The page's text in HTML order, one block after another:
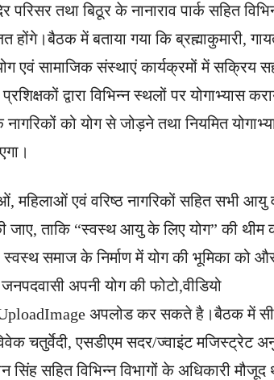
परिसर तथा बिठूर के नानाराव पार्क सहित
होंगे।बैठक में बताया गया कि ब्रह्माकुमारी,
एवं सामाजिक संस्थाएं कार्यक्रमों में सक्रिय
द्वारा विभिन्न स्थलों पर योगाभ्यास
को योग से जोड़ने तथा नियमित
महिलाओं एवं वरिष्ठ नागरिकों सहित सभी आयु
जाए, ताकि “स्वस्थ आयु के लिए योग” की थीम
समाज के निर्माण में योग की भूमिका को
अपनी योग की फोटो,वीडियो
अपलोड कर सकते है।बैठक में
चतुर्वेदी, एसडीएम सदर/ज्वाइंट मजिस्ट्रेट
सिंह सहित विभिन्न विभागों के अधिकारी मौजूद